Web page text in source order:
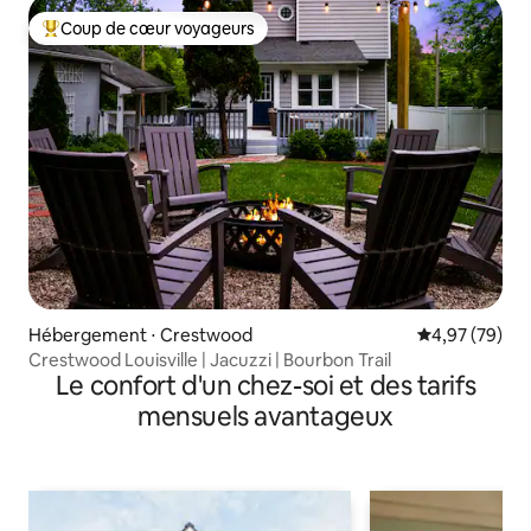
Coups de cœur voyageurs les plus appréciés
Coup de cœur voyageurs
Hébergement ⋅ Crestwood Évaluation
4,97 (79)
Crestwood Louisville | Jacuzzi | Bourbon Trail
Le confort d'un chez-soi et des tarifs
mensuels avantageux